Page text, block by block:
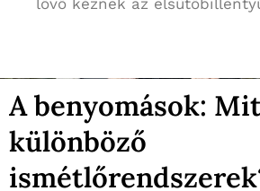
A benyomások:
különböző